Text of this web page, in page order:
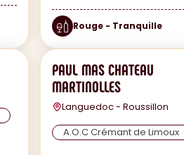
Rouge - Tranquille
PAUL MAS CHATEAU
MARTINOLLES
Languedoc - Roussillon
A.O.C Crémant de Limoux